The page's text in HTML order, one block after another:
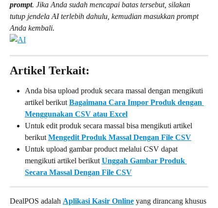
prompt. Jika Anda sudah mencapai batas tersebut, silakan
tutup jendela AI terlebih dahulu, kemudian masukkan prompt
Anda kembali.
Artikel Terkait:
Anda bisa upload produk secara massal dengan mengikuti
artikel berikut Bagaimana Cara Impor Produk dengan
Menggunakan CSV atau Excel
Untuk edit produk secara massal bisa mengikuti artikel
berikut Mengedit Produk Massal Dengan File CSV
Untuk upload gambar product melalui CSV dapat
mengikuti artikel berikut Unggah Gambar Produk
Secara Massal Dengan File CSV
DealPOS adalah Aplikasi Kasir Online yang dirancang khusus